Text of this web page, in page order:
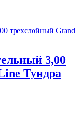
3,00
Тундра